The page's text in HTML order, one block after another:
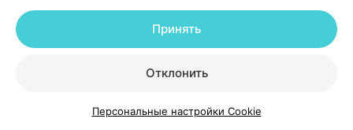
Саша
Конкретно для меня
тревожный звоночек —
это что-то вычурное на
как писал один парень,
Отклонить
Принять
Персональные настройки Cookie